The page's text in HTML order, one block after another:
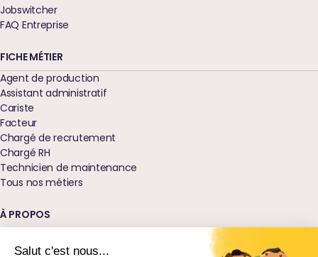
Salut c'est nous...
Jobswitcher
FAQ Entreprise
FICHE MÉTIER
Agent de production
Assistant administratif
Cariste
Facteur
Chargé de recrutement
Chargé RH
Technicien de maintenance
Tous nos métiers
À PROPOS
Nos agences